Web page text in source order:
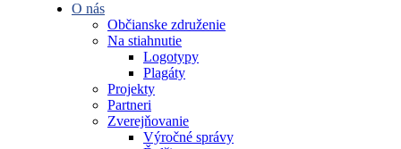
O nás
Občianske združenie
Na stiahnutie
Logotypy
Plagáty
Projekty
Partneri
Zverejňovanie
Výročné správy